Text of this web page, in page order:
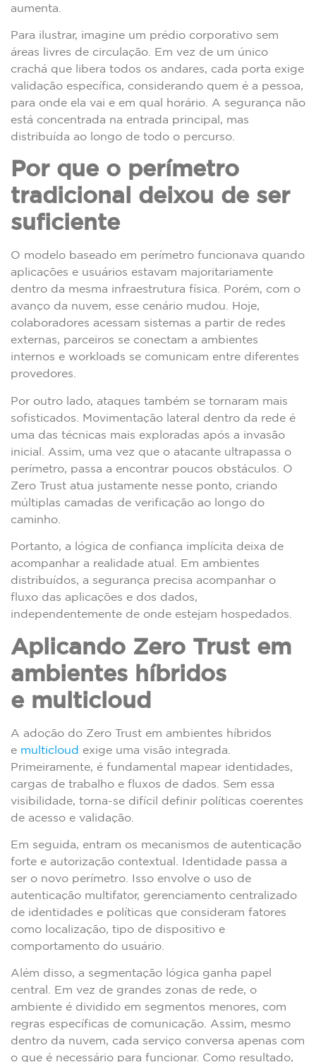
aumenta.
Para ilustrar, imagine um prédio corporativo sem
áreas livres de circulação. Em vez de um único
crachá que libera todos os andares, cada porta exige
validação específica, considerando quem é a pessoa,
para onde ela vai e em qual horário. A segurança não
está concentrada na entrada principal, mas
distribuída ao longo de todo o percurso.
Por que o perímetro
tradicional deixou de ser
suficiente
O modelo baseado em perímetro funcionava quando
aplicações e usuários estavam majoritariamente
dentro da mesma infraestrutura física. Porém, com o
avanço da nuvem, esse cenário mudou. Hoje,
colaboradores acessam sistemas a partir de redes
externas, parceiros se conectam a ambientes
internos e workloads se comunicam entre diferentes
provedores.
Por outro lado, ataques também se tornaram mais
sofisticados. Movimentação lateral dentro da rede é
uma das técnicas mais exploradas após a invasão
inicial. Assim, uma vez que o atacante ultrapassa o
perímetro, passa a encontrar poucos obstáculos. O
Zero Trust atua justamente nesse ponto, criando
múltiplas camadas de verificação ao longo do
caminho.
Portanto, a lógica de confiança implícita deixa de
acompanhar a realidade atual. Em ambientes
distribuídos, a segurança precisa acompanhar o
fluxo das aplicações e dos dados,
independentemente de onde estejam hospedados.
Aplicando Zero Trust em
ambientes híbridos
e multicloud
A adoção do Zero Trust em ambientes híbridos
e multicloud exige uma visão integrada.
Primeiramente, é fundamental mapear identidades,
cargas de trabalho e fluxos de dados. Sem essa
visibilidade, torna-se difícil definir políticas coerentes
de acesso e validação.
Em seguida, entram os mecanismos de autenticação
forte e autorização contextual. Identidade passa a
ser o novo perímetro. Isso envolve o uso de
autenticação multifator, gerenciamento centralizado
de identidades e políticas que consideram fatores
como localização, tipo de dispositivo e
comportamento do usuário.
Além disso, a segmentação lógica ganha papel
central. Em vez de grandes zonas de rede, o
ambiente é dividido em segmentos menores, com
regras específicas de comunicação. Assim, mesmo
dentro da nuvem, cada serviço conversa apenas com
o que é necessário para funcionar. Como resultado,